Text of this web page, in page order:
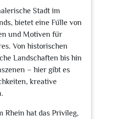
Stadt im
bietet eine Fülle von
und Motiven für
Von historischen
Landschaften bis hin
– hier gibt es
kreative
Rhein hat das Privileg,